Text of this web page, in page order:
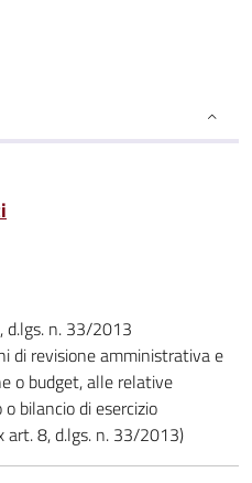
d.lgs. n. 33/2013
di revisione amministrativa e
o budget, alle relative
bilancio di esercizio
art. 8, d.lgs. n. 33/2013)